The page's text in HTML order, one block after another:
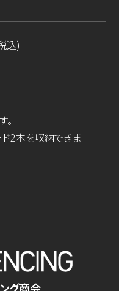
込)
2本を収納できま
グ商会